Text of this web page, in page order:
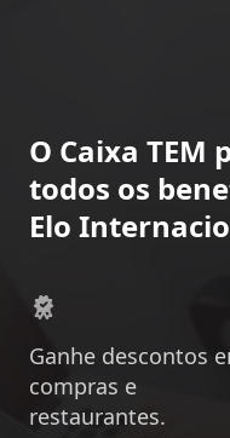
O Caixa TEM
todos os
Elo
Ganhe descontos
compras e
restaurantes.